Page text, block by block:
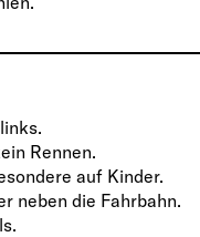
Rennen.
auf Kinder.
neben die Fahrbahn.